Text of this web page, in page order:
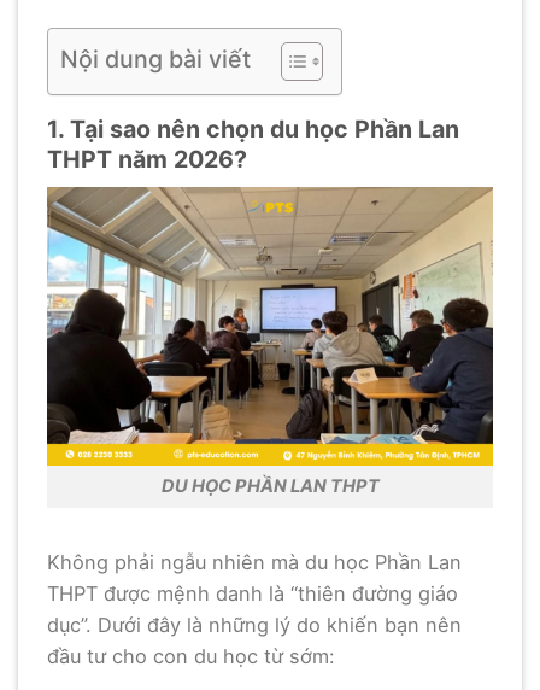
Nội dung bài viết
1. Tại sao nên chọn du học Phần Lan
THPT năm 2026?
DU HỌC PHẦN LAN THPT
Không phải ngẫu nhiên mà du học Phần Lan
THPT được mệnh danh là “thiên đường giáo
dục”. Dưới đây là những lý do khiến bạn nên
đầu tư cho con du học từ sớm: